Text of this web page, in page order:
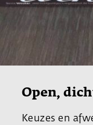
Open,
Keuzes en